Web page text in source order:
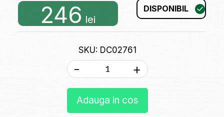
246 lei
DISPONIBIL
SKU: DC02761
- +
Adauga in cos